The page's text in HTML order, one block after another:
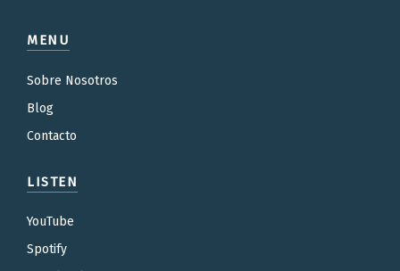
MENU
Sobre Nosotros
Blog
Contacto
LISTEN
YouTube
Spotify